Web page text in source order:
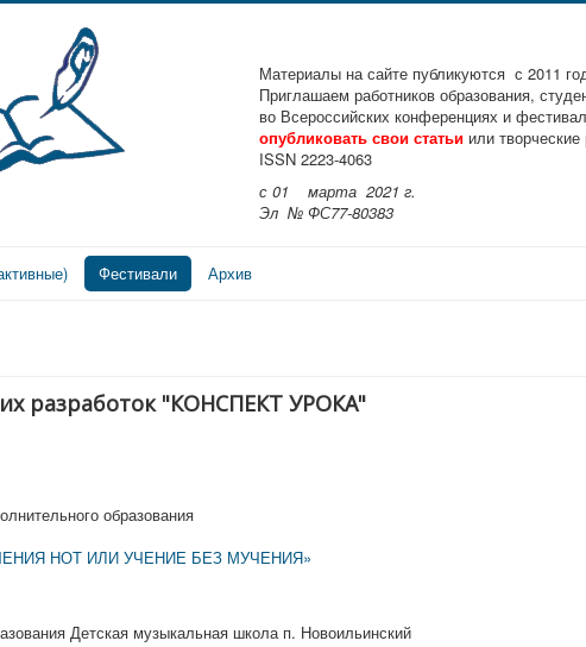
Материалы на сайте публикуются с 2011
Приглашаем работников образования,
во Всероссийских конференциях и
опубликовать свои статьи или
ISSN 2223-4063
с 01 марта 2021 г.
Эл № ФС77-80383
Фестивали Архив
разработок "КОНСПЕКТ УРОКА"
образования
НОТ ИЛИ УЧЕНИЕ БЕЗ МУЧЕНИЯ»
Детская музыкальная школа п. Новоильинский